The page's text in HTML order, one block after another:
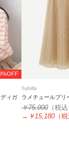
ィガ
Sybilla
ラメチュールプリ
￥75,900（税
→ ￥15,180（